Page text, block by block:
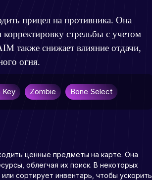
прицел на противника. Она
стрельбы с учетом
также снижает влияние отдачи,
огня.
Key Zombie Bone Select
ценные предметы на карте. Она
облегчая их поиск. В некоторых
сортирует инвентарь, чтобы ускорить